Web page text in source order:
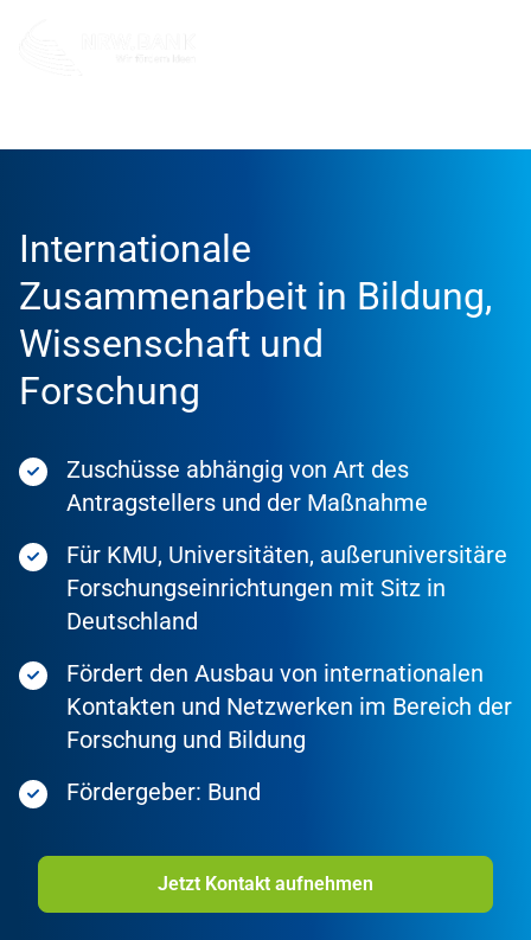
Internationale
Zusammenarbeit in Bildung,
Wissenschaft und
Forschung
Zuschüsse abhängig von Art des
Antragstellers und der Maßnahme
Für KMU, Universitäten, außeruniversitäre
Forschungseinrichtungen mit Sitz in
Deutschland
Fördert den Ausbau von internationalen
Kontakten und Netzwerken im Bereich der
Forschung und Bildung
Fördergeber: Bund
Jetzt Kontakt aufnehmen